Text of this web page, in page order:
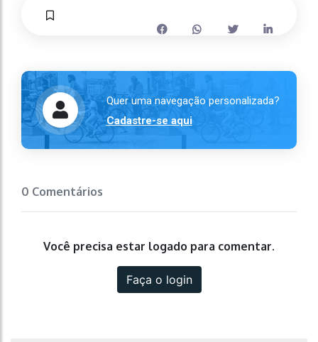
Quer uma navegação personalizada?
Cadastre-se aqui
0 Comentários
Você precisa estar logado para comentar.
Faça o login